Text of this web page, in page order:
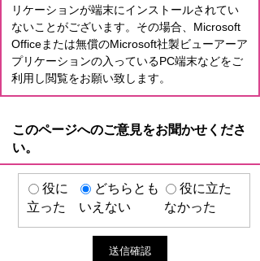
リケーションが端末にインストールされてい
ないことがございます。その場合、Microsoft
Officeまたは無償のMicrosoft社製ビューアーア
プリケーションの入っているPC端末などをご
利用し閲覧をお願い致します。
このページへのご意見をお聞かせくださ
い。
役に
立った
どちらとも
いえない
役に立た
なかった